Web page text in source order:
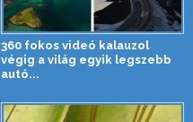
360 fokos videó kalauzol
végig a világ egyik legszebb
autó...